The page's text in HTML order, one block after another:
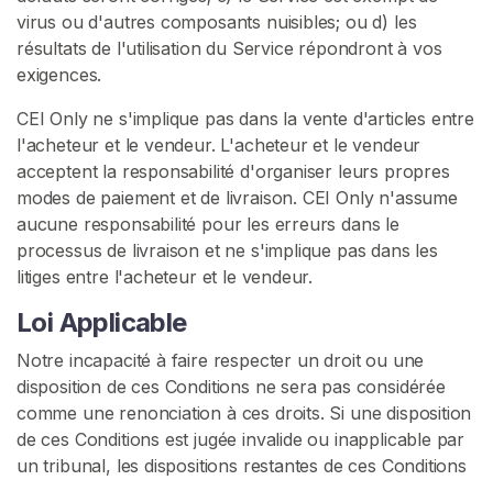
virus ou d'autres composants nuisibles; ou d) les
résultats de l'utilisation du Service répondront à vos
exigences.
CEI Only ne s'implique pas dans la vente d'articles entre
l'acheteur et le vendeur. L'acheteur et le vendeur
acceptent la responsabilité d'organiser leurs propres
modes de paiement et de livraison. CEI Only n'assume
aucune responsabilité pour les erreurs dans le
processus de livraison et ne s'implique pas dans les
litiges entre l'acheteur et le vendeur.
Loi Applicable
Notre incapacité à faire respecter un droit ou une
disposition de ces Conditions ne sera pas considérée
comme une renonciation à ces droits. Si une disposition
de ces Conditions est jugée invalide ou inapplicable par
un tribunal, les dispositions restantes de ces Conditions